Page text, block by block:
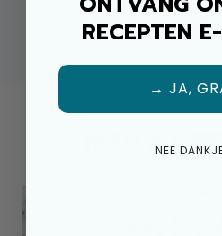
NIEUWE
RECEPTEN
→ JA,
NEE